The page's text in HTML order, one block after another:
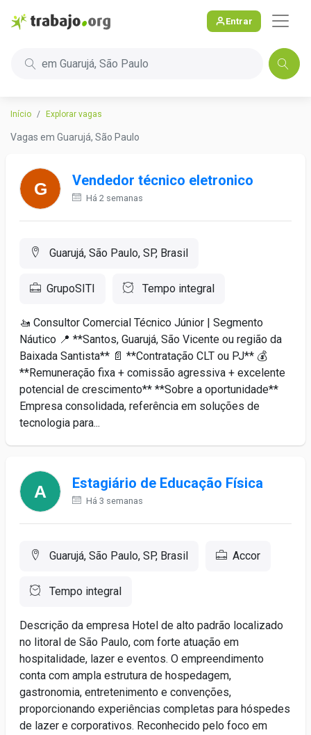
Entrar
em Guarujá, São Paulo
Início Explorar vagas
Vagas em Guarujá, São Paulo
Vendedor técnico eletronico
Há 2 semanas
Guarujá, São Paulo, SP, Brasil
GrupoSITI Tempo integral
🚤 Consultor Comercial Técnico Júnior | Segmento
Náutico 📍 **Santos, Guarujá, São Vicente ou região da
Baixada Santista** 📄 **Contratação CLT ou PJ** 💰
**Remuneração fixa + comissão agressiva + excelente
potencial de crescimento** **Sobre a oportunidade**
Empresa consolidada, referência em soluções de
tecnologia para...
Estagiário de Educação Física
Há 3 semanas
Guarujá, São Paulo, SP, Brasil Accor
Tempo integral
Descrição da empresa Hotel de alto padrão localizado
no litoral de São Paulo, com forte atuação em
hospitalidade, lazer e eventos. O empreendimento
conta com ampla estrutura de hospedagem,
gastronomia, entretenimento e convenções,
proporcionando experiências completas para hóspedes
de lazer e corporativos. Reconhecido pelo foco em